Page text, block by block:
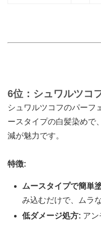
6位：シュワルツコ
シュワルツコフのパーフ
ースタイプの白髪染めで
減が魅力です。
特徴:
ムースタイプで簡単
み込むだけで、ムラ
低ダメージ処方: ア